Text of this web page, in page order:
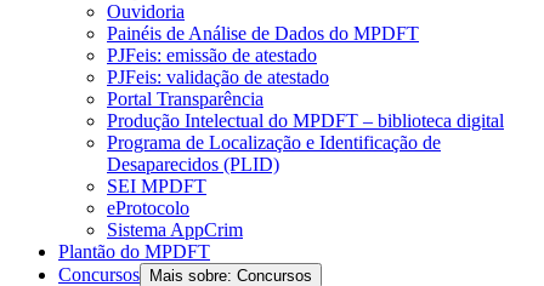
Ouvidoria
Painéis de Análise de Dados do MPDFT
PJFeis: emissão de atestado
PJFeis: validação de atestado
Portal Transparência
Produção Intelectual do MPDFT – biblioteca digital
Programa de Localização e Identificação de
Desaparecidos (PLID)
SEI MPDFT
eProtocolo
Sistema AppCrim
Plantão do MPDFT
Concursos
Mais sobre: Concursos